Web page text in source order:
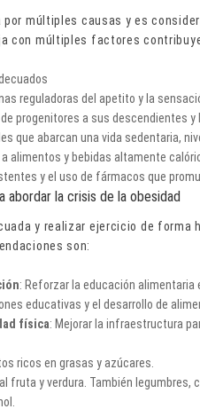
por múltiples causas y es
con múltiples factores
reguladoras del apetito y la
progenitores a sus descendientes
que abarcan una vida sedentaria,
alimentos y bebidas altamente
y el uso de fármacos que
abordar la crisis de la obesidad
y realizar ejercicio de forma
son:
: Reforzar la educación
educativas y el desarrollo de
física: Mejorar la infraestructura
ricos en grasas y azúcares.
fruta y verdura. También legumbres,